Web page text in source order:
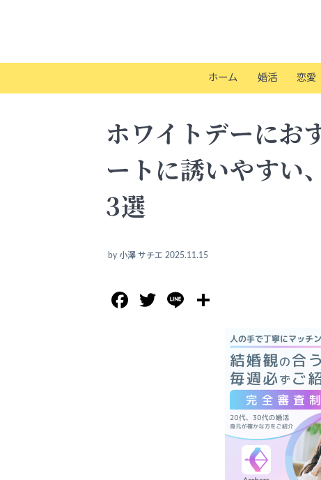
ホーム 婚活 恋愛
ホワイトデーにお
ートに誘いやすい
3選
by 小澤 サチエ 2025.11.15
Facebook
Twitter
Line